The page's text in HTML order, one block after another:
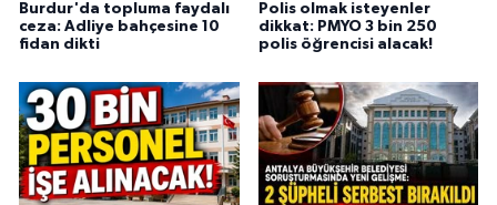
Burdur'da topluma faydalı
ceza: Adliye bahçesine 10
fidan dikti
Polis olmak isteyenler
dikkat: PMYO 3 bin 250
polis öğrencisi alacak!